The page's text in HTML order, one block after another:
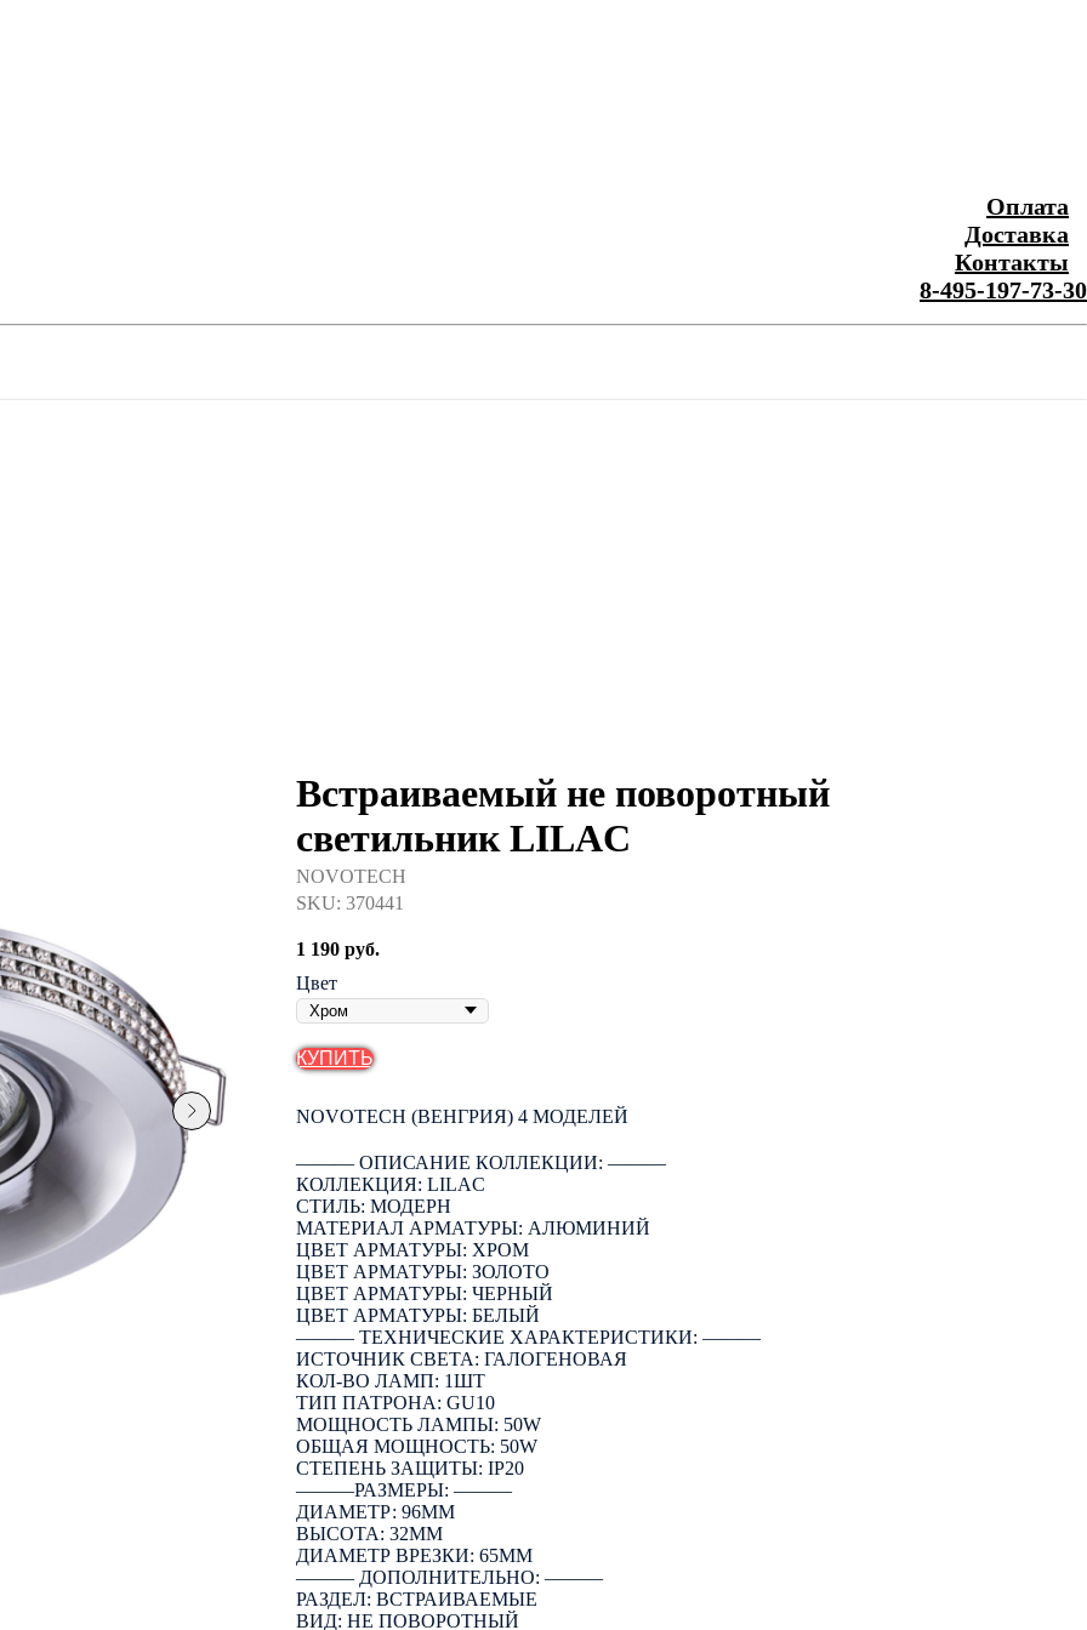
Оплата
Доставка
Контакты
8-495-197-73-30
Встраиваемый не поворотный
светильник LILAC
NOVOTECH
SKU: 370441
1 190 руб.
Цвет
КУПИТЬ
NOVOTECH (ВЕНГРИЯ) 4 МОДЕЛЕЙ
――― ОПИСАНИЕ КОЛЛЕКЦИИ: ―――
КОЛЛЕКЦИЯ: LILAC
СТИЛЬ: МОДЕРН
МАТЕРИАЛ АРМАТУРЫ: АЛЮМИНИЙ
ЦВЕТ АРМАТУРЫ: ХРОМ
ЦВЕТ АРМАТУРЫ: ЗОЛОТО
ЦВЕТ АРМАТУРЫ: ЧЕРНЫЙ
ЦВЕТ АРМАТУРЫ: БЕЛЫЙ
――― ТЕХНИЧЕСКИЕ ХАРАКТЕРИСТИКИ: ―――
ИСТОЧНИК СВЕТА: ГАЛОГЕНОВАЯ
КОЛ-ВО ЛАМП: 1ШТ
ТИП ПАТРОНА: GU10
МОЩНОСТЬ ЛАМПЫ: 50W
ОБЩАЯ МОЩНОСТЬ: 50W
СТЕПЕНЬ ЗАЩИТЫ: IP20
―――РАЗМЕРЫ: ―――
ДИАМЕТР: 96ММ
ВЫСОТА: 32ММ
ДИАМЕТР ВРЕЗКИ: 65ММ
――― ДОПОЛНИТЕЛЬНО: ―――
РАЗДЕЛ: ВСТРАИВАЕМЫЕ
ВИД: НЕ ПОВОРОТНЫЙ